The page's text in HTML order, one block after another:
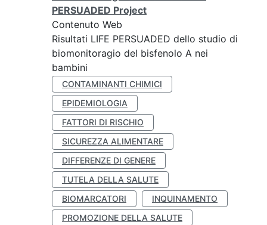
PERSUADED Project
Contenuto Web
Risultati LIFE PERSUADED dello studio di
biomonitoragio del bisfenolo A nei
bambini
CONTAMINANTI CHIMICI
EPIDEMIOLOGIA
FATTORI DI RISCHIO
SICUREZZA ALIMENTARE
DIFFERENZE DI GENERE
TUTELA DELLA SALUTE
BIOMARCATORI
INQUINAMENTO
PROMOZIONE DELLA SALUTE